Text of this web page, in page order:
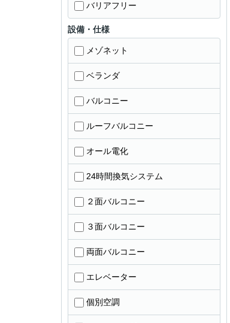
バリアフリー
設備・仕様
メゾネット
ベランダ
バルコニー
ルーフバルコニー
オール電化
24時間換気システム
２面バルコニー
３面バルコニー
両面バルコニー
エレベーター
個別空調